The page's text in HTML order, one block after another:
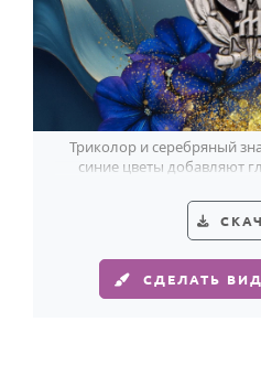
Триколор и серебряный
синие цветы добавляют
СДЕЛАТЬ